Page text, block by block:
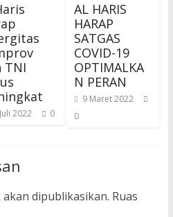
TNI
2022 0
AL HARIS
HARAP
SATGAS
COVID-19
OPTIMALKA
N PERAN
9 Maret 2022
0
dipublikasikan. Ruas